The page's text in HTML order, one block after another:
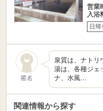
営業
入浴
日帰
匿名
泉質は、ナトリ
湯は、各種ジェ
ナ、水風…
関連情報から探す